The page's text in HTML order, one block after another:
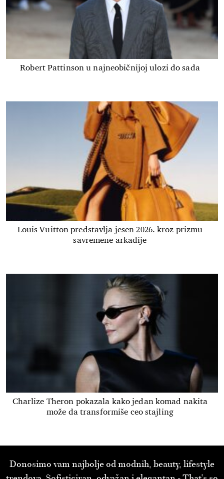
Robert Pattinson u najneobičnijoj ulozi do sada
Louis Vuitton predstavlja jesen 2026. kroz prizmu
savremene arkadije
Charlize Theron pokazala kako jedan komad nakita
može da transformiše ceo stajling
Donosimo vam najbolje od modnih, beauty, lifestyle